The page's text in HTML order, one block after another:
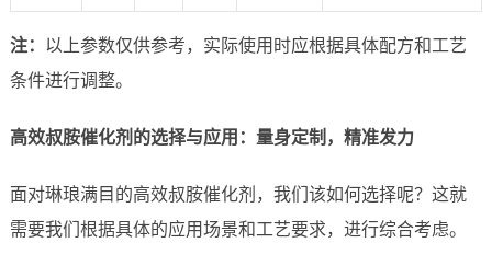
注： 以上参数仅供参考，实际使用时应根据具体配方和工艺
条件进行调整。
高效叔胺催化剂的选择与应用：量身定制，精准发力
面对琳琅满目的高效叔胺催化剂，我们该如何选择呢？这就
需要我们根据具体的应用场景和工艺要求，进行综合考虑。